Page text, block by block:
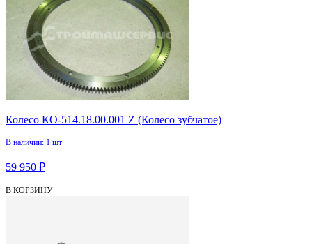
Колесо КО-514.18.00.001 Z (Колесо зубчатое)
В наличии: 1 шт
59 950 ₽
В КОРЗИНУ